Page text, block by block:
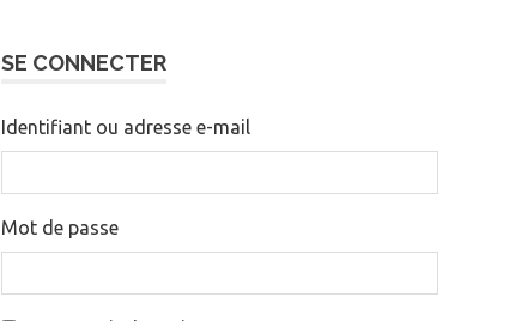
SE CONNECTER
Identifiant ou adresse e-mail
Mot de passe